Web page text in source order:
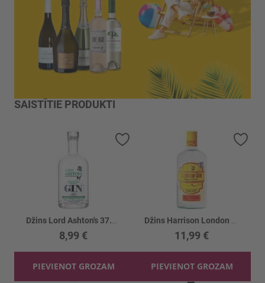
SAISTĪTIE PRODUKTI
8,99 €
PIEVIENOT GROZAM
11,99 €
PIEVIENOT GROZAM